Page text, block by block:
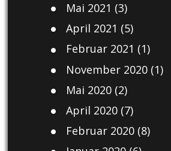
Mai 2021 (3)
April 2021 (5)
Februar 2021 (1)
November 2020(1)
Mai 2020(2)
April 2020(7)
Februar 2020(8)